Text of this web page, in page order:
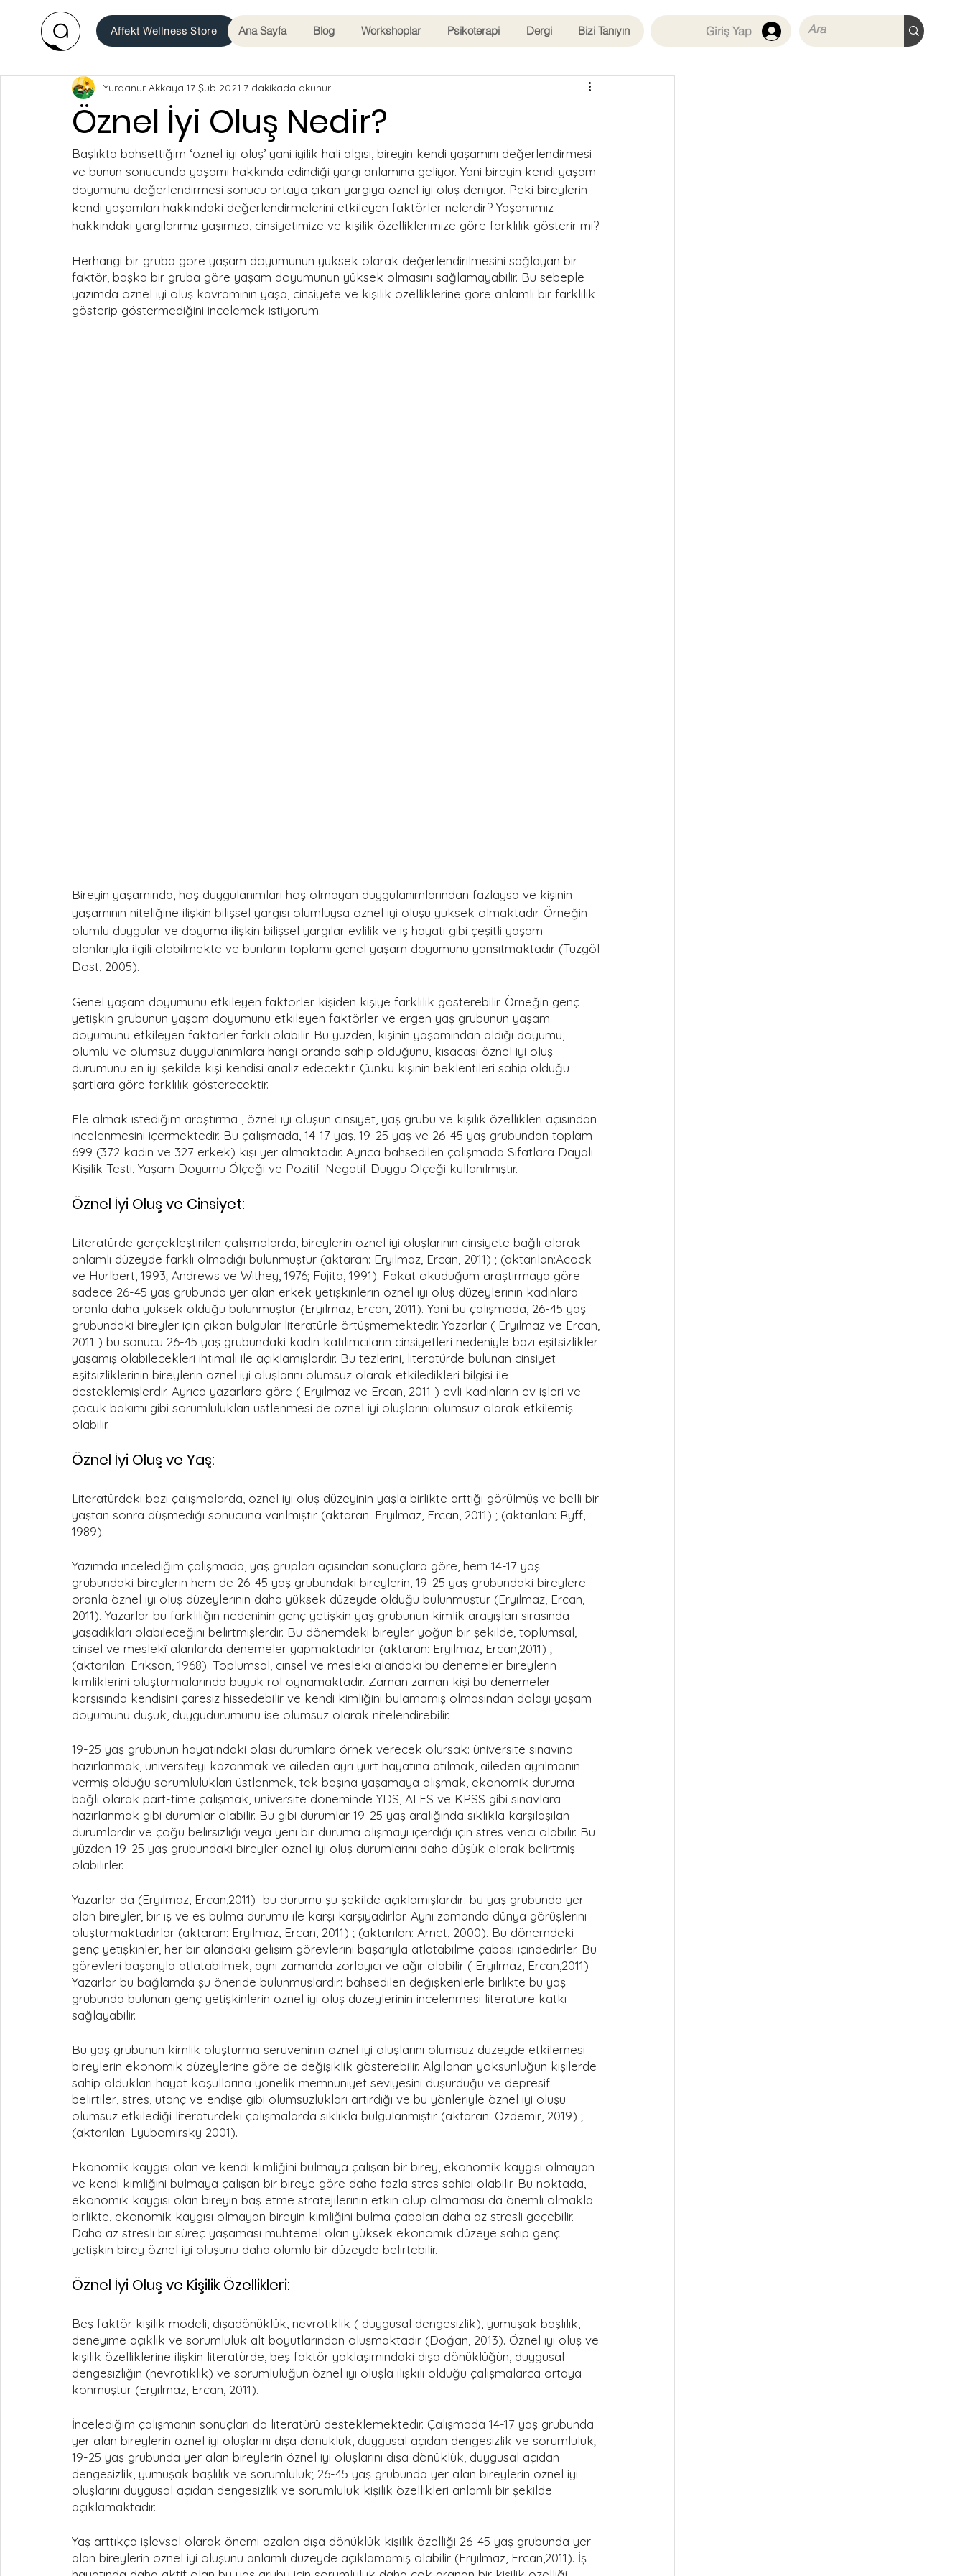
Affekt Wellness Store Ana Sayfa Blog Workshoplar Psikoterapi Dergi Bizi Tanıyın Giriş Yap
Öznel İyi Oluş Nedir?
Yurdanur Akkaya 17 Şub 2021 7 dakikada okunur
Başlıkta bahsettiğim ‘öznel iyi oluş’ yani iyilik hali algısı, bireyin kendi yaşamını değerlendirmesi
ve bunun sonucunda yaşamı hakkında edindiği yargı anlamına geliyor. Yani bireyin kendi yaşam
doyumunu değerlendirmesi sonucu ortaya çıkan yargıya öznel iyi oluş deniyor. Peki bireylerin
kendi yaşamları hakkındaki değerlendirmelerini etkileyen faktörler nelerdir? Yaşamımız
hakkındaki yargılarımız yaşımıza, cinsiyetimize ve kişilik özelliklerimize göre farklılık gösterir mi?
Herhangi bir gruba göre yaşam doyumunun yüksek olarak değerlendirilmesini sağlayan bir
faktör, başka bir gruba göre yaşam doyumunun yüksek olmasını sağlamayabilir. Bu sebeple
yazımda öznel iyi oluş kavramının yaşa, cinsiyete ve kişilik özelliklerine göre anlamlı bir farklılık
gösterip göstermediğini incelemek istiyorum.
Bireyin yaşamında, hoş duygulanımları hoş olmayan duygulanımlarından fazlaysa ve kişinin
yaşamının niteliğine ilişkin bilişsel yargısı olumluysa öznel iyi oluşu yüksek olmaktadır. Örneğin
olumlu duygular ve doyuma ilişkin bilişsel yargılar evlilik ve iş hayatı gibi çeşitli yaşam
alanlarıyla ilgili olabilmekte ve bunların toplamı genel yaşam doyumunu yansıtmaktadır (Tuzgöl
Dost, 2005).
Genel yaşam doyumunu etkileyen faktörler kişiden kişiye farklılık gösterebilir. Örneğin genç
yetişkin grubunun yaşam doyumunu etkileyen faktörler ve ergen yaş grubunun yaşam
doyumunu etkileyen faktörler farklı olabilir. Bu yüzden, kişinin yaşamından aldığı doyumu,
olumlu ve olumsuz duygulanımlara hangi oranda sahip olduğunu, kısacası öznel iyi oluş
durumunu en iyi şekilde kişi kendisi analiz edecektir. Çünkü kişinin beklentileri sahip olduğu
şartlara göre farklılık gösterecektir.
Ele almak istediğim araştırma , öznel iyi oluşun cinsiyet, yaş grubu ve kişilik özellikleri açısından
incelenmesini içermektedir. Bu çalışmada, 14-17 yaş, 19-25 yaş ve 26-45 yaş grubundan toplam
699 (372 kadın ve 327 erkek) kişi yer almaktadır. Ayrıca bahsedilen çalışmada Sıfatlara Dayalı
Kişilik Testi, Yaşam Doyumu Ölçeği ve Pozitif-Negatif Duygu Ölçeği kullanılmıştır.
Öznel İyi Oluş ve Cinsiyet:
Literatürde gerçekleştirilen çalışmalarda, bireylerin öznel iyi oluşlarının cinsiyete bağlı olarak
anlamlı düzeyde farklı olmadığı bulunmuştur (aktaran: Eryılmaz, Ercan, 2011) ; (aktarılan:Acock
ve Hurlbert, 1993; Andrews ve Withey, 1976; Fujita, 1991). Fakat okuduğum araştırmaya göre
sadece 26-45 yaş grubunda yer alan erkek yetişkinlerin öznel iyi oluş düzeylerinin kadınlara
oranla daha yüksek olduğu bulunmuştur (Eryılmaz, Ercan, 2011). Yani bu çalışmada, 26-45 yaş
grubundaki bireyler için çıkan bulgular literatürle örtüşmemektedir. Yazarlar ( Eryılmaz ve Ercan,
2011 ) bu sonucu 26-45 yaş grubundaki kadın katılımcıların cinsiyetleri nedeniyle bazı eşitsizlikler
yaşamış olabilecekleri ihtimali ile açıklamışlardır. Bu tezlerini, literatürde bulunan cinsiyet
eşitsizliklerinin bireylerin öznel iyi oluşlarını olumsuz olarak etkiledikleri bilgisi ile
desteklemişlerdir. Ayrıca yazarlara göre ( Eryılmaz ve Ercan, 2011 ) evli kadınların ev işleri ve
çocuk bakımı gibi sorumlulukları üstlenmesi de öznel iyi oluşlarını olumsuz olarak etkilemiş
olabilir.
​Öznel İyi Oluş ve Yaş:
Literatürdeki bazı çalışmalarda, öznel iyi oluş düzeyinin yaşla birlikte arttığı görülmüş ve belli bir
yaştan sonra düşmediği sonucuna varılmıştır (aktaran: Eryılmaz, Ercan, 2011) ; (aktarılan: Ryff,
1989).
Yazımda incelediğim çalışmada, yaş grupları açısından sonuçlara göre, hem 14-17 yaş
grubundaki bireylerin hem de 26-45 yaş grubundaki bireylerin, 19-25 yaş grubundaki bireylere
oranla öznel iyi oluş düzeylerinin daha yüksek düzeyde olduğu bulunmuştur (Eryılmaz, Ercan,
2011). Yazarlar bu farklılığın nedeninin genç yetişkin yaş grubunun kimlik arayışları sırasında
yaşadıkları olabileceğini belirtmişlerdir. Bu dönemdeki bireyler yoğun bir şekilde, toplumsal,
cinsel ve meslekî alanlarda denemeler yapmaktadırlar (aktaran: Eryılmaz, Ercan,2011) ;
(aktarılan: Erikson, 1968). Toplumsal, cinsel ve mesleki alandaki bu denemeler bireylerin
kimliklerini oluşturmalarında büyük rol oynamaktadır. Zaman zaman kişi bu denemeler
karşısında kendisini çaresiz hissedebilir ve kendi kimliğini bulamamış olmasından dolayı yaşam
doyumunu düşük, duygudurumunu ise olumsuz olarak nitelendirebilir.
19-25 yaş grubunun hayatındaki olası durumlara örnek verecek olursak: üniversite sınavına
hazırlanmak, üniversiteyi kazanmak ve aileden ayrı yurt hayatına atılmak, aileden ayrılmanın
vermiş olduğu sorumlulukları üstlenmek, tek başına yaşamaya alışmak, ekonomik duruma
bağlı olarak part-time çalışmak, üniversite döneminde YDS, ALES ve KPSS gibi sınavlara
hazırlanmak gibi durumlar olabilir. Bu gibi durumlar 19-25 yaş aralığında sıklıkla karşılaşılan
durumlardır ve çoğu belirsizliği veya yeni bir duruma alışmayı içerdiği için stres verici olabilir. Bu
yüzden 19-25 yaş grubundaki bireyler öznel iyi oluş durumlarını daha düşük olarak belirtmiş
olabilirler.
Yazarlar da (Eryılmaz, Ercan,2011)  bu durumu şu şekilde açıklamışlardır: bu yaş grubunda yer
alan bireyler, bir iş ve eş bulma durumu ile karşı karşıyadırlar. Aynı zamanda dünya görüşlerini
oluşturmaktadırlar (aktaran: Eryılmaz, Ercan, 2011) ; (aktarılan: Arnet, 2000). Bu dönemdeki
genç yetişkinler, her bir alandaki gelişim görevlerini başarıyla atlatabilme çabası içindedirler. Bu
görevleri başarıyla atlatabilmek, aynı zamanda zorlayıcı ve ağır olabilir ( Eryılmaz, Ercan,2011)
Yazarlar bu bağlamda şu öneride bulunmuşlardır: bahsedilen değişkenlerle birlikte bu yaş
grubunda bulunan genç yetişkinlerin öznel iyi oluş düzeylerinin incelenmesi literatüre katkı
sağlayabilir.
Bu yaş grubunun kimlik oluşturma serüveninin öznel iyi oluşlarını olumsuz düzeyde etkilemesi
bireylerin ekonomik düzeylerine göre de değişiklik gösterebilir. Algılanan yoksunluğun kişilerde
sahip oldukları hayat koşullarına yönelik memnuniyet seviyesini düşürdüğü ve depresif
belirtiler, stres, utanç ve endişe gibi olumsuzlukları artırdığı ve bu yönleriyle öznel iyi oluşu
olumsuz etkilediği literatürdeki çalışmalarda sıklıkla bulgulanmıştır (aktaran: Özdemir, 2019) ;
(aktarılan: Lyubomirsky 2001).
Ekonomik kaygısı olan ve kendi kimliğini bulmaya çalışan bir birey, ekonomik kaygısı olmayan
ve kendi kimliğini bulmaya çalışan bir bireye göre daha fazla stres sahibi olabilir. Bu noktada,
ekonomik kaygısı olan bireyin baş etme stratejilerinin etkin olup olmaması da önemli olmakla
birlikte, ekonomik kaygısı olmayan bireyin kimliğini bulma çabaları daha az stresli geçebilir.
Daha az stresli bir süreç yaşaması muhtemel olan yüksek ekonomik düzeye sahip genç
yetişkin birey öznel iyi oluşunu daha olumlu bir düzeyde belirtebilir.
Öznel İyi Oluş ve Kişilik Özellikleri:
Beş faktör kişilik modeli, dışadönüklük, nevrotiklik ( duygusal dengesizlik), yumuşak başlılık,
deneyime açıklık ve sorumluluk alt boyutlarından oluşmaktadır (Doğan, 2013). Öznel iyi oluş ve
kişilik özelliklerine ilişkin literatürde, beş faktör yaklaşımındaki dışa dönüklüğün, duygusal
dengesizliğin (nevrotiklik) ve sorumluluğun öznel iyi oluşla ilişkili olduğu çalışmalarca ortaya
konmuştur (Eryılmaz, Ercan, 2011).
İncelediğim çalışmanın sonuçları da literatürü desteklemektedir. Çalışmada 14-17 yaş grubunda
yer alan bireylerin öznel iyi oluşlarını dışa dönüklük, duygusal açıdan dengesizlik ve sorumluluk;
19-25 yaş grubunda yer alan bireylerin öznel iyi oluşlarını dışa dönüklük, duygusal açıdan
dengesizlik, yumuşak başlılık ve sorumluluk; 26-45 yaş grubunda yer alan bireylerin öznel iyi
oluşlarını duygusal açıdan dengesizlik ve sorumluluk kişilik özellikleri anlamlı bir şekilde
açıklamaktadır.
Yaş arttıkça işlevsel olarak önemi azalan dışa dönüklük kişilik özelliği 26-45 yaş grubunda yer
alan bireylerin öznel iyi oluşunu anlamlı düzeyde açıklamamış olabilir (Eryılmaz, Ercan,2011). İş